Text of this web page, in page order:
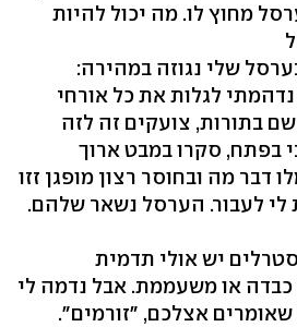
מחוץ לו. מה יכול להיות
שלי נגוזה במהירה:
לגלות את כל אורחי
בתורות, צועקים זה לזה
בפתח, סקרו במבט ארוך
דבר מה ובחוסר רצון מופגן זזו
לעבור. הערסל נשאר שלהם.
יש אולי תדמית
או משעממת. אבל נדמה לי
אצלכם, "זורמים".